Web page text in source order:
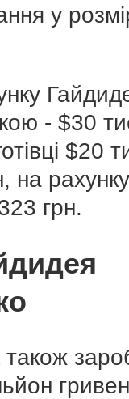
у
- $30
$20
на
грн.
також